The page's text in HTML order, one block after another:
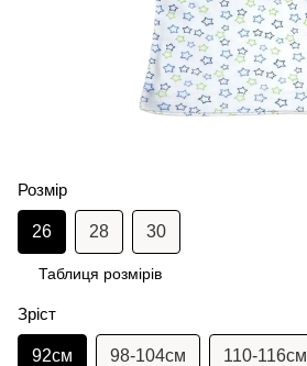
Розмір
26 28 30
Таблиця розмірів
Зріст
92см 98-104см 110-116см